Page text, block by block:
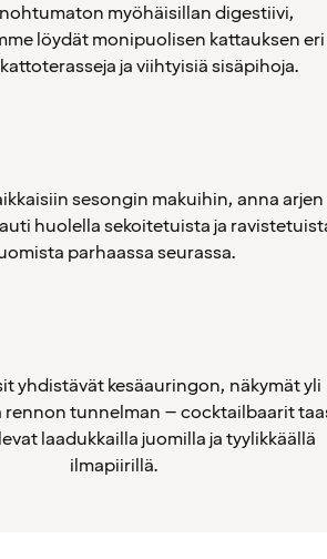
myöhäisillan digestiivi,
löydät monipuolisen kattauksen eri
ja viihtyisiä sisäpihoja.
sesongin makuihin, anna arjen
huolella sekoitetuista ja
parhaassa seurassa.
yhdistävät kesäauringon, näkymät yli
rennon tunnelman – cocktailbaarit
laadukkailla juomilla ja tyylikkäällä
ilmapiirillä.